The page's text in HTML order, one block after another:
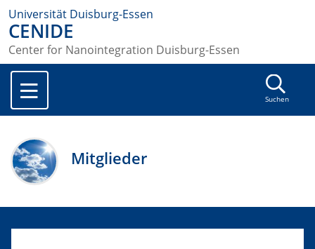
Universität Duisburg-Essen
CENIDE
Center for Nanointegration Duisburg-Essen
Suchen
Mitglieder